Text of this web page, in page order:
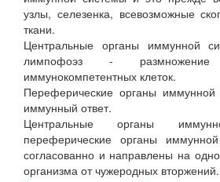
узлы, селезенка, всевозможные
ткани.
Центральные органы иммунной
лимпофоэз -
иммунокомпетентных клеток.
Переферические органы иммунной
иммунный ответ.
Центральные органы
переферические органы
согласованно и направлены на
организма от чужеродных вторжений.